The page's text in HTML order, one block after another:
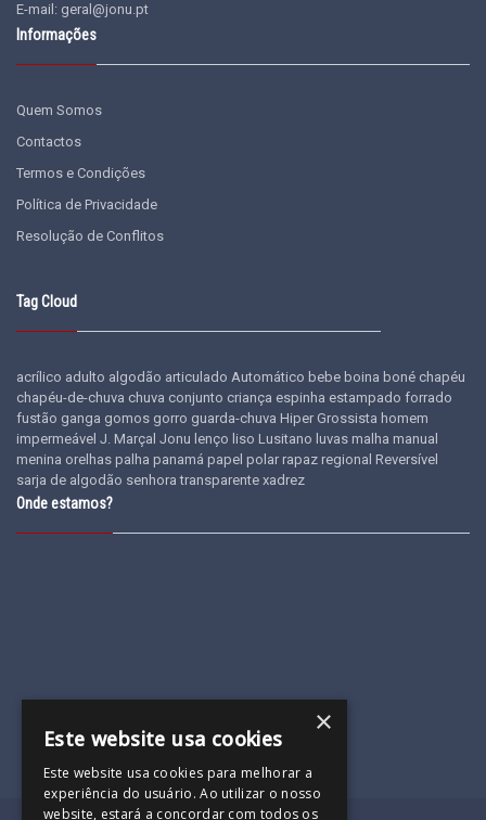
E-mail: geral@jonu.pt
Informações
Quem Somos
Contactos
Termos e Condições
Política de Privacidade
Resolução de Conflitos
Tag Cloud
acrílico adulto algodão articulado Automático bebe boina boné chapéu
chapéu-de-chuva chuva conjunto criança espinha estampado forrado
fustão ganga gomos gorro guarda-chuva Hiper Grossista homem
impermeável J. Marçal Jonu lenço liso Lusitano luvas malha manual
menina orelhas palha panamá papel polar rapaz regional Reversível
sarja de algodão senhora transparente xadrez
Onde estamos?
×
Este website usa cookies
Este website usa cookies para melhorar a
experiência do usuário. Ao utilizar o nosso
website, estará a concordar com todos os